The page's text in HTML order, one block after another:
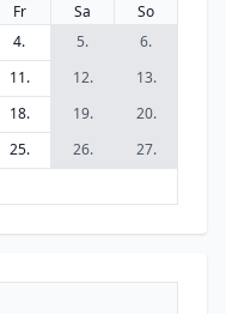
Fr Sa
So
4. 5.
6.
11. 12.
13.
18. 19.
20.
25. 26.
27.